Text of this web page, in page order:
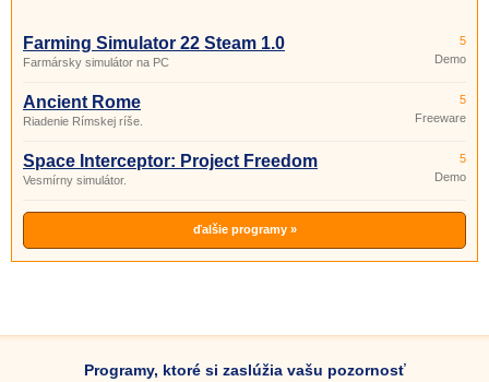
Farming Simulator 22 Steam 1.0
Farmársky simulátor na PC
5
Demo
Ancient Rome
Riadenie Rímskej ríše.
5
Freeware
Space Interceptor: Project Freedom
Vesmírny simulátor.
5
Demo
ďalšie programy »
Programy, ktoré si zaslúžia vašu pozornosť